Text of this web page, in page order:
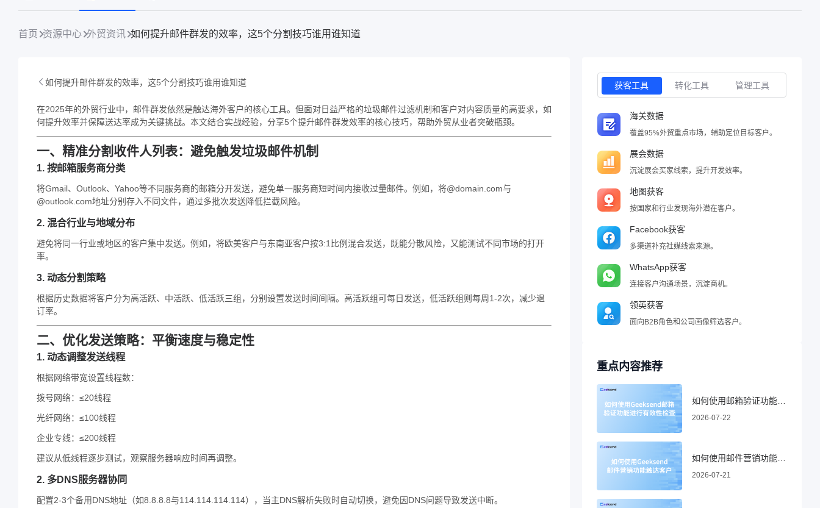
首页 资源中心 外贸资讯 如何提升邮件群发的效率，这5个分割技巧谁用谁知道
如何提升邮件群发的效率，这5个分割技巧谁用谁知道
在2025年的外贸行业中，邮件群发依然是触达海外客户的核心工具。但面对日益严格的垃圾邮件过滤机制和客户对内容质量的高要求，如
何提升效率并保障送达率成为关键挑战。本文结合实战经验，分享5个提升邮件群发效率的核心技巧，帮助外贸从业者突破瓶颈。
一、精准分割收件人列表：避免触发垃圾邮件机制
1. 按邮箱服务商分类
将Gmail、Outlook、Yahoo等不同服务商的邮箱分开发送，避免单一服务商短时间内接收过量邮件。例如，将@domain.com与
@outlook.com地址分别存入不同文件，通过多批次发送降低拦截风险。
2. 混合行业与地域分布
避免将同一行业或地区的客户集中发送。例如，将欧美客户与东南亚客户按3:1比例混合发送，既能分散风险，又能测试不同市场的打开
率。
3. 动态分割策略
根据历史数据将客户分为高活跃、中活跃、低活跃三组，分别设置发送时间间隔。高活跃组可每日发送，低活跃组则每周1-2次，减少退
订率。
二、优化发送策略：平衡速度与稳定性
1. 动态调整发送线程
根据网络带宽设置线程数：
拨号网络：≤20线程
光纤网络：≤100线程
企业专线：≤200线程
建议从低线程逐步测试，观察服务器响应时间再调整。
2. 多DNS服务器协同
配置2-3个备用DNS地址（如8.8.8.8与114.114.114.114），当主DNS解析失败时自动切换，避免因DNS问题导致发送中断。
获客工具 转化工具 管理工具
海关数据
覆盖95%外贸重点市场，辅助定位目标客户。
展会数据
沉淀展会买家线索，提升开发效率。
地图获客
按国家和行业发现海外潜在客户。
Facebook获客
多渠道补充社媒线索来源。
WhatsApp获客
连接客户沟通场景，沉淀商机。
领英获客
面向B2B角色和公司画像筛选客户。
重点内容推荐
2026-07-22
2026-07-21